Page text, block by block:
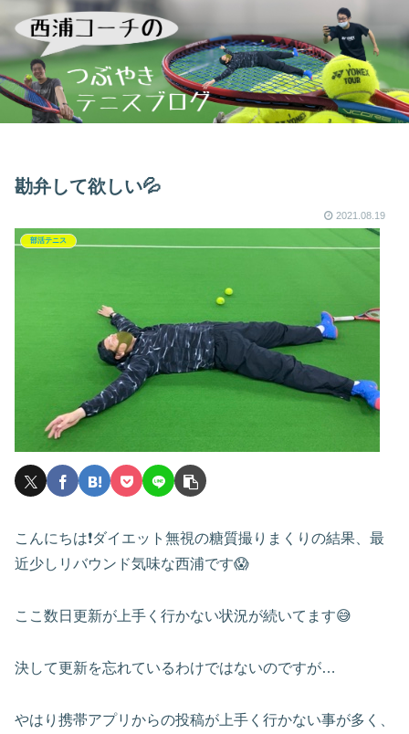
勘弁して欲しい💦
2021.08.19
部活テニス
こんにちは❗️ダイエット無視の糖質撮りまくりの結果、最
近少しリバウンド気味な西浦です😱
ここ数日更新が上手く行かない状況が続いてます😅
決して更新を忘れているわけではないのですが…
やはり携帯アプリからの投稿が上手く行かない事が多く、